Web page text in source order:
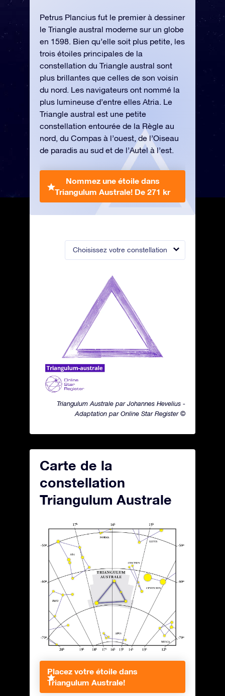
Choisissez votre constellation
Triangulum Australe par Johannes Hevelius -
Adaptation par Online Star Register ©
Petrus Plancius fut le premier à dessiner
le Triangle austral moderne sur un globe
en 1598. Bien qu’elle soit plus petite, les
trois étoiles principales de la
constellation du Triangle austral sont
plus brillantes que celles de son voisin
du nord. Les navigateurs ont nommé la
plus lumineuse d’entre elles Atria. Le
Triangle austral est une petite
constellation entourée de la Règle au
nord, du Compas à l’ouest, de l’Oiseau
de paradis au sud et de l’Autel à l’est.
Nommez une étoile dans
Triangulum Australe! De 271 kr
Carte de la
constellation
Triangulum Australe
Placez votre étoile dans
Triangulum Australe!